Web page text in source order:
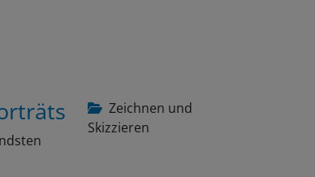
Zeichnen und
Skizzieren